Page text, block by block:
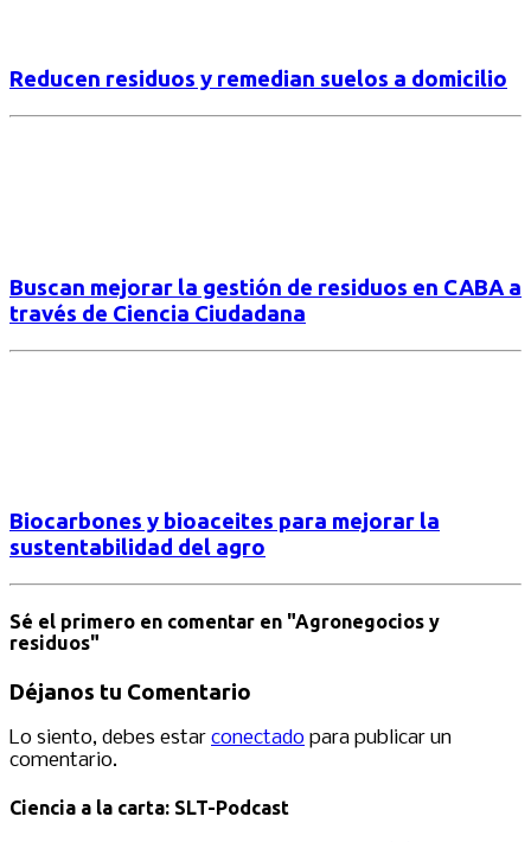
Reducen residuos y remedian suelos a domicilio
Buscan mejorar la gestión de residuos en CABA a
través de Ciencia Ciudadana
Biocarbones y bioaceites para mejorar la
sustentabilidad del agro
Sé el primero en comentar en "Agronegocios y
residuos"
Déjanos tu Comentario
Lo siento, debes estar conectado para publicar un
comentario.
Ciencia a la carta: SLT-Podcast